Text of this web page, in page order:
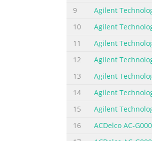
9
Agilent
10
Agilent
11
Agilent
12
Agilent
13
Agilent
14
Agilent
15
Agilent
16
ACDelco AC-